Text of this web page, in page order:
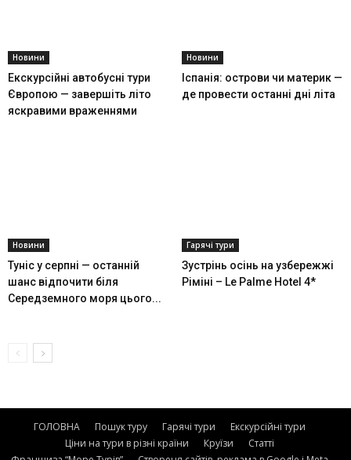
Новини
Екскурсійні автобусні тури
Європою — завершіть літо
яскравими враженнями
Новини
Іспанія: острови чи материк —
де провести останні дні літа
Новини
Туніс у серпні — останній
шанс відпочити біля
Середземного моря цього...
Гарячі тури
Зустрінь осінь на узбережжі
Ріміні – Le Palme Hotel 4*
ГОЛОВНА Пошук туру Гарячі тури
Екскурсійні тури
Ціни на тури в різні країни
Круїзи
Статті